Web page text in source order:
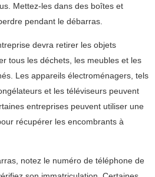
Mettez-les dans des boîtes et
pendant le débarras.
devra retirer les objets
tous les déchets, les meubles et les
Les appareils électroménagers, tels
et les téléviseurs peuvent
entreprises peuvent utiliser une
récupérer les encombrants à
notez le numéro de téléphone de